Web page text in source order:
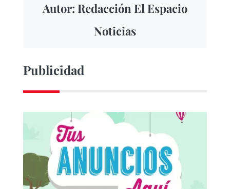
Autor: Redacción El Espacio
Noticias
Publicidad